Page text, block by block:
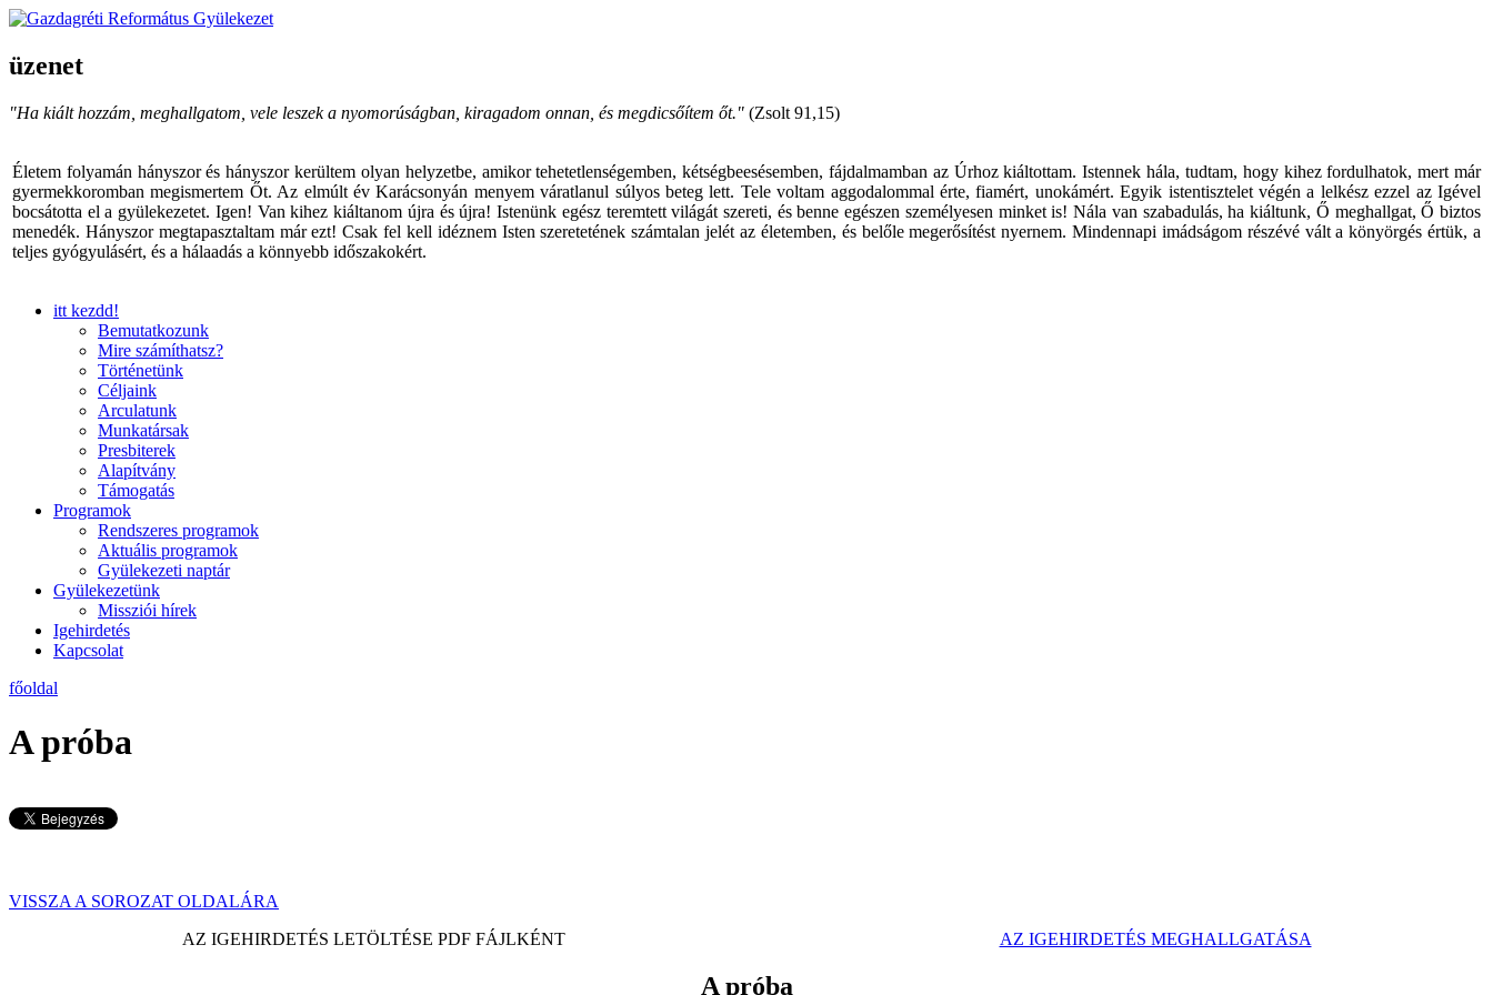
üzenet
"Ha kiált hozzám, meghallgatom, vele leszek a nyomorúságban, kiragadom onnan, és megdicsőítem őt." (Zsolt 91,15)
Életem folyamán hányszor és hányszor kerültem olyan helyzetbe, amikor tehetetlenségemben, kétségbeesésemben, fájdalmamban az Úrhoz kiáltottam. Istennek hála, tudtam, hogy kihez fordulhatok, mert már
gyermekkoromban megismertem Őt. Az elmúlt év Karácsonyán menyem váratlanul súlyos beteg lett. Tele voltam aggodalommal érte, fiamért, unokámért. Egyik istentisztelet végén a lelkész ezzel az Igével
bocsátotta el a gyülekezetet. Igen! Van kihez kiáltanom újra és újra! Istenünk egész teremtett világát szereti, és benne egészen személyesen minket is! Nála van szabadulás, ha kiáltunk, Ő meghallgat, Ő biztos
menedék. Hányszor megtapasztaltam már ezt! Csak fel kell idéznem Isten szeretetének számtalan jelét az életemben, és belőle megerősítést nyernem. Mindennapi imádságom részévé vált a könyörgés értük, a
teljes gyógyulásért, és a hálaadás a könnyebb időszakokért.
itt kezdd!
Bemutatkozunk
Mire számíthatsz?
Történetünk
Céljaink
Arculatunk
Munkatársak
Presbiterek
Alapítvány
Támogatás
Programok
Rendszeres programok
Aktuális programok
Gyülekezeti naptár
Gyülekezetünk
Missziói hírek
Igehirdetés
Kapcsolat
főoldal
A próba
VISSZA A SOROZAT OLDALÁRA
AZ IGEHIRDETÉS LETÖLTÉSE PDF FÁJLKÉNT AZ IGEHIRDETÉS MEGHALLGATÁSA
A próba